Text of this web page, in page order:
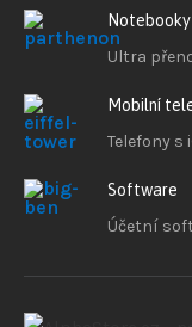
Notebooky
Ultra
Mobilní
Telefony s
Software
Účetní